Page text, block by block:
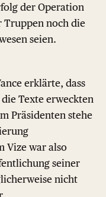
der Operation
Truppen noch die
seien.
erklärte, dass
Texte erweckten
Präsidenten stehe
Vize war also
seiner
nicht